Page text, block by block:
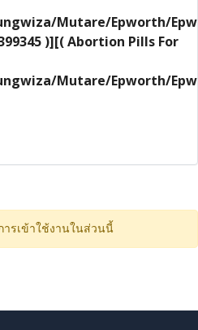
Mutare/Epworth/
)][( Abortion Pills For
Mutare/Epworth/
รเข้าใช้งานในส่วนนี้